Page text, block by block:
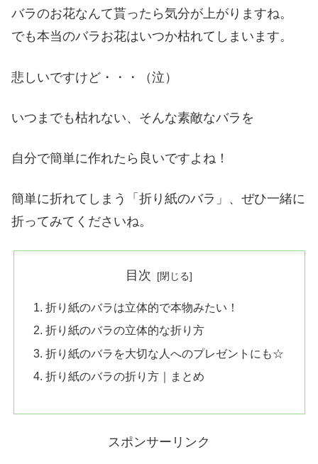
バラのお花なんて貰ったら気分が上がりますね。
でも本当のバラお花はいつか枯れてしまいます。
悲しいですけど・・・（泣）
いつまでも枯れない、そんな素敵なバラを
自分で簡単に作れたら良いですよね！
簡単に折れてしまう「折り紙のバラ」、ぜひ一緒に
折ってみてくださいね。
目次
折り紙のバラは立体的で本物みたい！
折り紙のバラの立体的な折り方
折り紙のバラを大切な人へのプレゼントにも☆
折り紙のバラの折り方｜まとめ
スポンサーリンク